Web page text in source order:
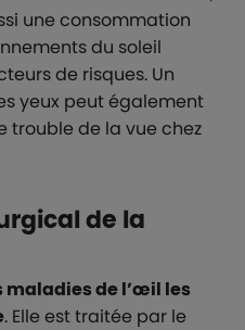
une consommation
du soleil
de risques. Un
yeux peut également
trouble de la vue chez
de la
maladies de l’œil les
. Elle est traitée par le